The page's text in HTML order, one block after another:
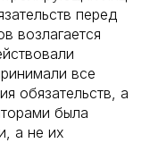
перед
возлагается
все
обязательств, а
была
а не их